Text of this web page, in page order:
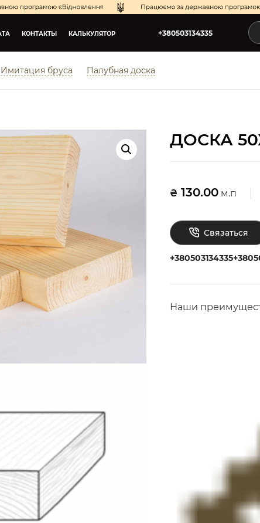
КОНТАКТЫ КАЛЬКУЛЯТОР +380503134335
Имитация бруса Палубная доска
ДОСКА
₴ 130.00 м.п
Связаться
+380503134335
Наши